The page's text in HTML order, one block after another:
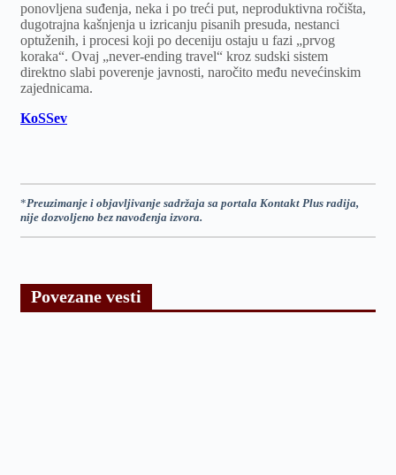
ponovljena suđenja, neka i po treći put, neproduktivna ročišta,
dugotrajna kašnjenja u izricanju pisanih presuda, nestanci
optuženih, i procesi koji po deceniju ostaju u fazi „prvog
koraka“. Ovaj „never-ending travel“ kroz sudski sistem
direktno slabi poverenje javnosti, naročito među nevećinskim
zajednicama.
KoSSev
*Preuzimanje i objavljivanje sadržaja sa portala Kontakt Plus radija,
nije dozvoljeno bez navođenja izvora.
Povezane vesti